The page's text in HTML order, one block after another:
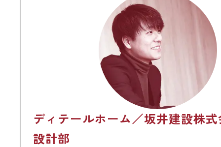
ディテールホーム／坂井建設株
設計部